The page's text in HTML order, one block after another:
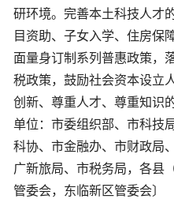
研环境。完善本土科技人才
目资助、子女入学、住房保
面量身订制系列普惠政策，
税政策，鼓励社会资本设立
创新、尊重人才、尊重知识
单位：市委组织部、市科技
科协、市金融办、市财政局
广新旅局、市税务局，各县
管委会，东临新区管委会〕